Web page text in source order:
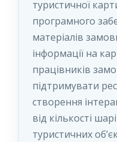
туристичної
програмного
матеріалів
інформації на
працівників
підтримувати
створення
від кількості
туристичних